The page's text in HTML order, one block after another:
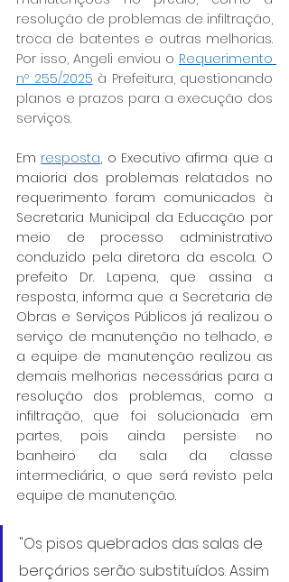
resolução de problemas de infiltração,
troca de batentes e outras melhorias.
Por isso, Angeli enviou o Requerimento
nº 255/2025 à Prefeitura, questionando
planos e prazos para a execução dos
serviços.
Em resposta, o Executivo afirma que a
maioria dos problemas relatados no
requerimento foram comunicados à
Secretaria Municipal da Educação por
meio de processo administrativo
conduzido pela diretora da escola. O
prefeito Dr. Lapena, que assina a
resposta, informa que a Secretaria de
Obras e Serviços Públicos já realizou o
serviço de manutenção no telhado, e
a equipe de manutenção realizou as
demais melhorias necessárias para a
resolução dos problemas, como a
infiltração, que foi solucionada em
partes, pois ainda persiste no
banheiro da sala da classe
intermediária, o que será revisto pela
equipe de manutenção.
"Os pisos quebrados das salas de
berçários serão substituídos. Assim